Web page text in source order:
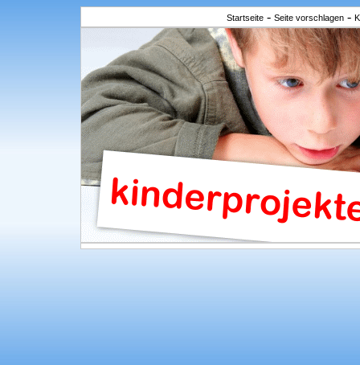
Startseite- Seite vorschlagen-